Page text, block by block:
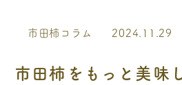
市田柿コラム 2024.11.29
市田柿をもっと美味